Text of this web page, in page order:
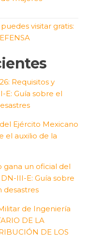
visitar gratis:
Requisitos y
E: Guía sobre el
Ejército Mexicano
el auxilio de la
gana un oficial del
III-E: Guía sobre
desastres
de Ingeniería
DE LA
DE LOS